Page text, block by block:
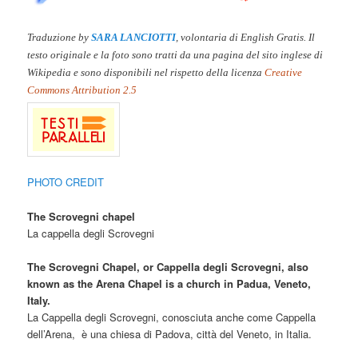
Traduzione bySARA LANCIOTTI, volontaria di English Gratis. Il
testo originale e la foto sono tratti da una pagina del sito inglese di
Wikipedia e sono disponibili nel rispetto della licenzaCreative
Commons Attribution 2.5
PHOTO CREDIT
The Scrovegni chapel
La cappella degli Scrovegni
The Scrovegni Chapel, or Cappella degli Scrovegni, also
known as the Arena Chapel is a church in Padua, Veneto,
Italy.
La Cappella degli Scrovegni, conosciuta anche come Cappella
dell’Arena, è una chiesa di Padova, città del Veneto, in Italia.